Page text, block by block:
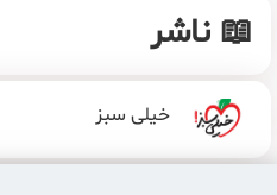
📖 ناشر
خیلی سبز